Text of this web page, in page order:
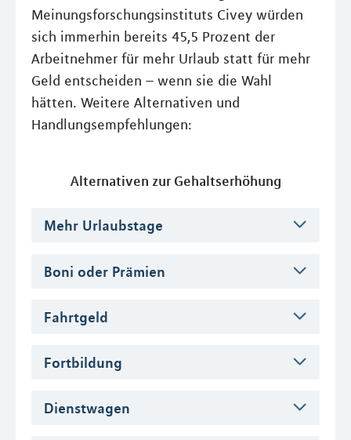
Meinungsforschungsinstituts Civey würden
sich immerhin bereits 45,5 Prozent der
Arbeitnehmer für mehr Urlaub statt für mehr
Geld entscheiden – wenn sie die Wahl
hätten. Weitere Alternativen und
Handlungsempfehlungen:
Alternativen zur Gehaltserhöhung
Mehr Urlaubstage
Boni oder Prämien
Fahrtgeld
Fortbildung
Dienstwagen